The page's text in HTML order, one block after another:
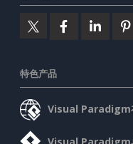
特色产品
Visual Paradigm
Visual Paradigm